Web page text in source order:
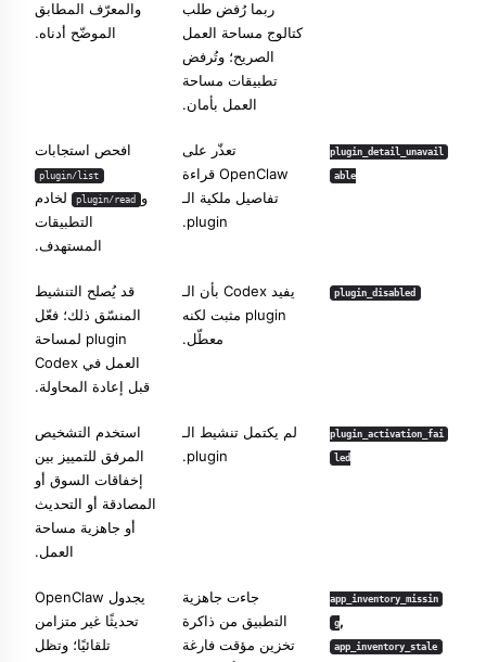
ربما رُفض طلب
كتالوج مساحة العمل
الصريح؛ وتُرفض
تطبيقات مساحة
العمل بأمان.
والمعرّف المطابق
الموضّح أدناه.
plugin_detail_unavail
able
تعذّر على
OpenClaw قراءة
تفاصيل ملكية الـ
plugin.
افحص استجابات
plugin/list
و plugin/read
لخادم
التطبيقات
المستهدف.
plugin_disabled
يفيد Codex بأن الـ
plugin مثبت لكنه
معطّل.
قد يُصلح التنشيط
المنسّق ذلك؛ فعّل
plugin لمساحة
العمل في Codex
قبل إعادة المحاولة.
plugin_activation_fai
led
لم يكتمل تنشيط الـ
plugin.
استخدم التشخيص
المرفق للتمييز بين
إخفاقات السوق أو
المصادقة أو التحديث
أو جاهزية مساحة
العمل.
app_inventory_missin
g,
app_inventory_stale
جاءت جاهزية
التطبيق من ذاكرة
تخزين مؤقت فارغة
يجدول OpenClaw
تحديثًا غير متزامن
تلقائيًا؛ وتظل